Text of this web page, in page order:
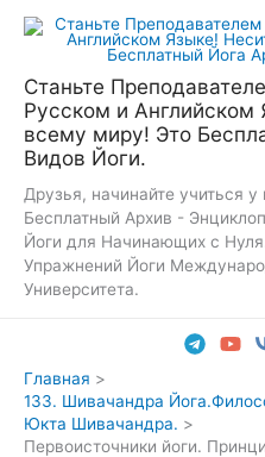
Перейти
Станьте
Русском и Английском
всему миру! Это
Видов Йоги.
Друзья, начинайте учиться
Бесплатный Архив -
Йоги для Начинающих с
Упражнений Йоги
Университета.
Главная
133. Шивачандра
Юкта Шивачандра.
Первоисточники йоги.